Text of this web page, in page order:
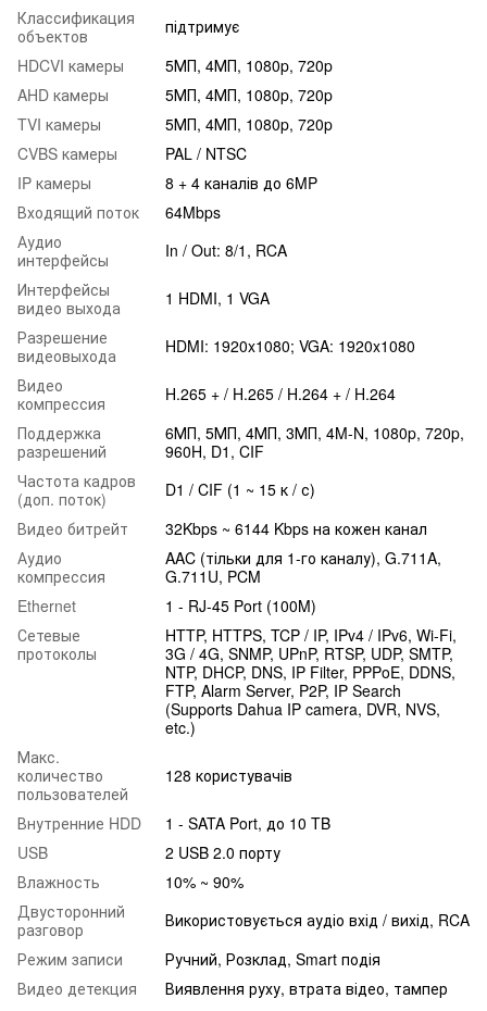
Классификация
объектов
підтримує
HDCVI камеры
5МП, 4МП, 1080p, 720p
AHD камеры
5МП, 4МП, 1080p, 720p
TVI камеры
5МП, 4МП, 1080p, 720p
CVBS камеры
PAL / NTSC
IP камеры
8 + 4 каналів до 6MP
Входящий поток
64Mbps
Аудио
интерфейсы
In / Out: 8/1, RCA
Интерфейсы
видео выхода
1 HDMI, 1 VGA
Разрешение
видеовыхода
HDMI: 1920x1080; VGA: 1920x1080
Видео
компрессия
H.265 + / H.265 / H.264 + / H.264
Поддержка
разрешений
6МП, 5МП, 4МП, 3МП, 4M-N, 1080p, 720p,
960H, D1, CIF
Частота кадров
(доп. поток)
D1 / CIF (1 ~ 15 к / с)
Видео битрейт
32Kbps ~ 6144 Kbps на кожен канал
Аудио
компрессия
AAC (тільки для 1-го каналу), G.711A,
G.711U, PCM
Ethernet
1 - RJ-45 Port (100M)
Сетевые
протоколы
HTTP, HTTPS, TCP / IP, IPv4 / IPv6, Wi-Fi,
3G / 4G, SNMP, UPnP, RTSP, UDP, SMTP,
NTP, DHCP, DNS, IP Filter, PPPoE, DDNS,
FTP, Alarm Server, P2P, IP Search
(Supports Dahua IP camera, DVR, NVS,
etc.)
Макс.
количество
пользователей
128 користувачів
Внутренние HDD
1 - SATA Port, до 10 TB
USB
2 USB 2.0 порту
Влажность
10% ~ 90%
Двусторонний
разговор
Використовується аудіо вхід / вихід, RCA
Режим записи
Ручний, Розклад, Smart подія
Видео детекция
Виявлення руху, втрата відео, тампер